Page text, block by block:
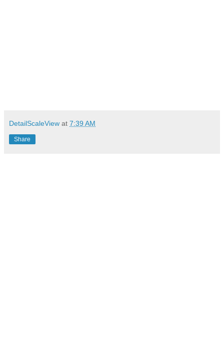
DetailScaleView at 7:39 AM
Share